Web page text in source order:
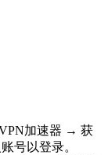
加速器 → 获
号以登录。